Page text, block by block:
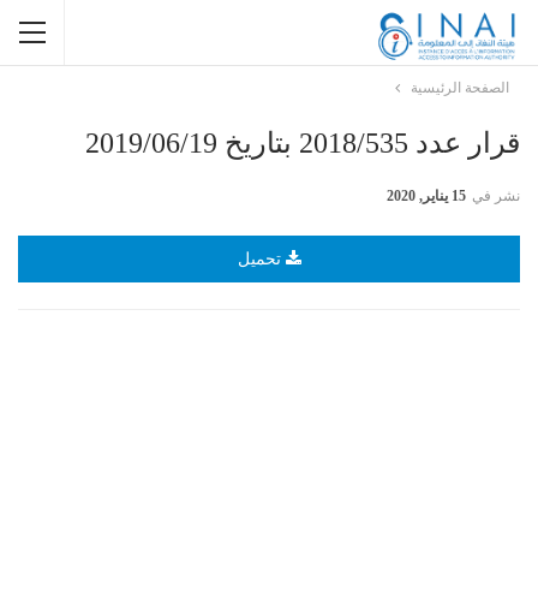
الصفحة الرئيسية
قرار عدد 2018/535 بتاريخ 2019/06/19
نشر في 15 يناير, 2020
تحميل